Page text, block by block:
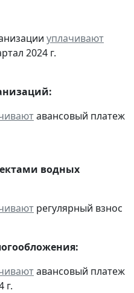
уплачивают
2024 г.
авансовый платеж
водных
регулярный взнос
авансовый платеж
г.